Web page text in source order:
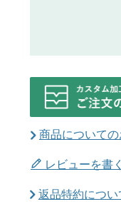
商品について
レビューを書く
返品特約につい